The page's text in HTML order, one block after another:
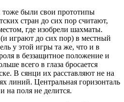
были свои прототипы
стран до сих пор считают,
где изобрели шахматы.
играют до сих пор) в местный
у этой игры та же, что и в
в беззащитное положение и
всего в глаза бросается
В сянци их расставляют не на
линий. Центральная горизонталь
на поля не делится.